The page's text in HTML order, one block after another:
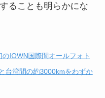
ることも明らかにな
IOWN国際間オールフォト
台湾間の約3000kmをわずか